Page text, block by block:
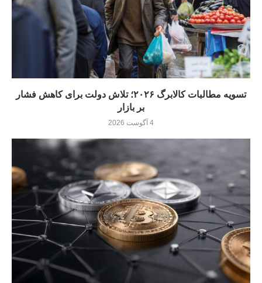
تسویه مطالبات کالابرگ ۲۰۲۶؛ تلاش دولت برای کاهش فشار
بر بازار
4 آگوست 2026